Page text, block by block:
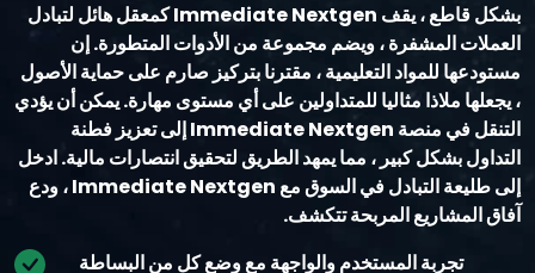
بشكل قاطع ، يقف Immediate Nextgen كمعقل هائل لتبادل
العملات المشفرة ، ويضم مجموعة من الأدوات المتطورة. إن
مستودعها للمواد التعليمية ، مقترنا بتركيز صارم على حماية الأصول
، يجعلها ملاذا مثاليا للمتداولين على أي مستوى مهارة. يمكن أن يؤدي
التنقل في منصة Immediate Nextgen إلى تعزيز فطنة
التداول بشكل كبير ، مما يمهد الطريق لتحقيق انتصارات مالية. ادخل
إلى طليعة التبادل في السوق مع Immediate Nextgen ، ودع
آفاق المشاريع المربحة تتكشف.
تجربة المستخدم والواجهة مع وضع كل من البساطة